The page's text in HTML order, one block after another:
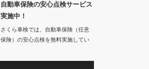
自動車保険の安心点検サービス
実施中！
さくら車検では、自動車保険（任意
保険）の安心点検を無料実施してい